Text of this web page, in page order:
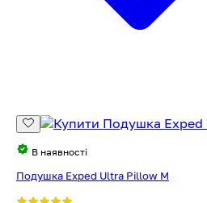
В наявності
Подушка Exped Ultra Pillow M